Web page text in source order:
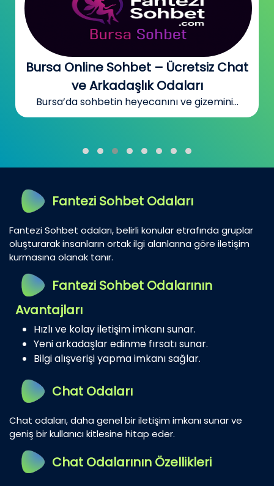
Bursa Online Sohbet – Ücretsiz Chat
ve Arkadaşlık Odaları
Bursa’da sohbetin heyecanını ve gizemini...
Fantezi Sohbet Odaları
Fantezi Sohbet odaları, belirli konular etrafında gruplar
oluşturarak insanların ortak ilgi alanlarına göre iletişim
kurmasına olanak tanır.
Fantezi Sohbet Odalarının
Avantajları
Hızlı ve kolay iletişim imkanı sunar.
Yeni arkadaşlar edinme fırsatı sunar.
Bilgi alışverişi yapma imkanı sağlar.
Chat Odaları
Chat odaları, daha genel bir iletişim imkanı sunar ve
geniş bir kullanıcı kitlesine hitap eder.
Chat Odalarının Özellikleri